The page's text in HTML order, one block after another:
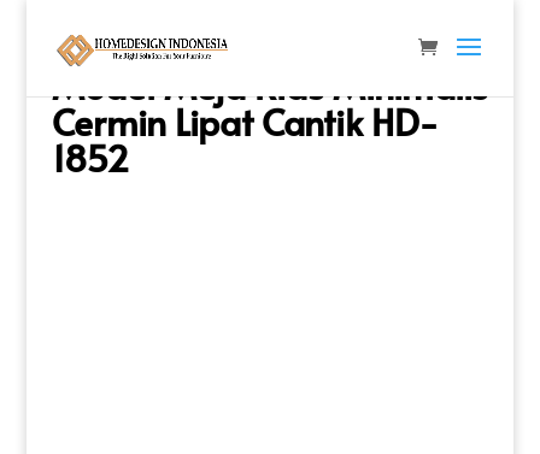
Rias Minimalis Cermin Lipat Cantik HD-1852
Model Meja Rias Minimalis
Cermin Lipat Cantik HD-
1852